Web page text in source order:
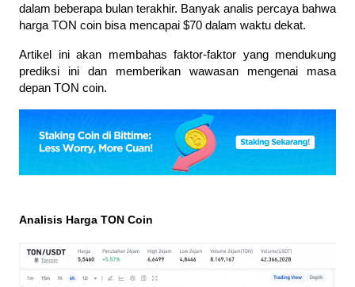
dalam beberapa bulan terakhir. Banyak analis percaya bahwa
harga TON coin bisa mencapai $70 dalam waktu dekat.
Artikel ini akan membahas faktor-faktor yang mendukung
prediksi ini dan memberikan wawasan mengenai masa
depan TON coin.
Analisis Harga TON Coin